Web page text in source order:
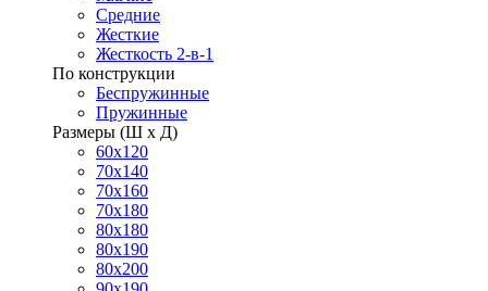
Средние
Жесткие
Жесткость 2-в-1
По конструкции
Беспружинные
Пружинные
Размеры (Ш х Д)
60х120
70х140
70х160
70х180
80х180
80х190
80х200